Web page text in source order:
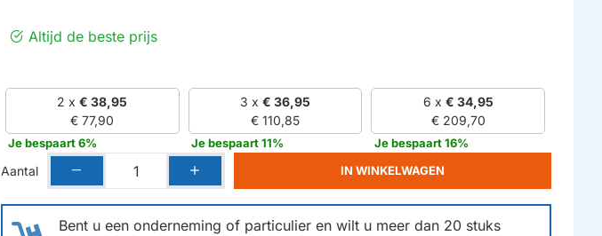
Altijd de beste prijs
2 x€ 38,95
€ 77,90
Je bespaart 6%
3 x € 36,95
€ 110,85
Je bespaart 11%
6 x € 34,95
€ 209,70
Je bespaart 16%
Bent u een onderneming of particulier en wilt u meer dan 20 stuks
Aantal IN WINKELWAGEN